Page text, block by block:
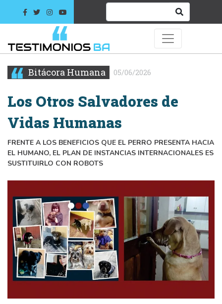
Bitácora Humana 05/06/2026
Los Otros Salvadores de
Vidas Humanas
FRENTE A LOS BENEFICIOS QUE EL PERRO PRESENTA HACIA
EL HUMANO, EL PLAN DE INSTANCIAS INTERNACIONALES ES
SUSTITUIRLO CON ROBOTS